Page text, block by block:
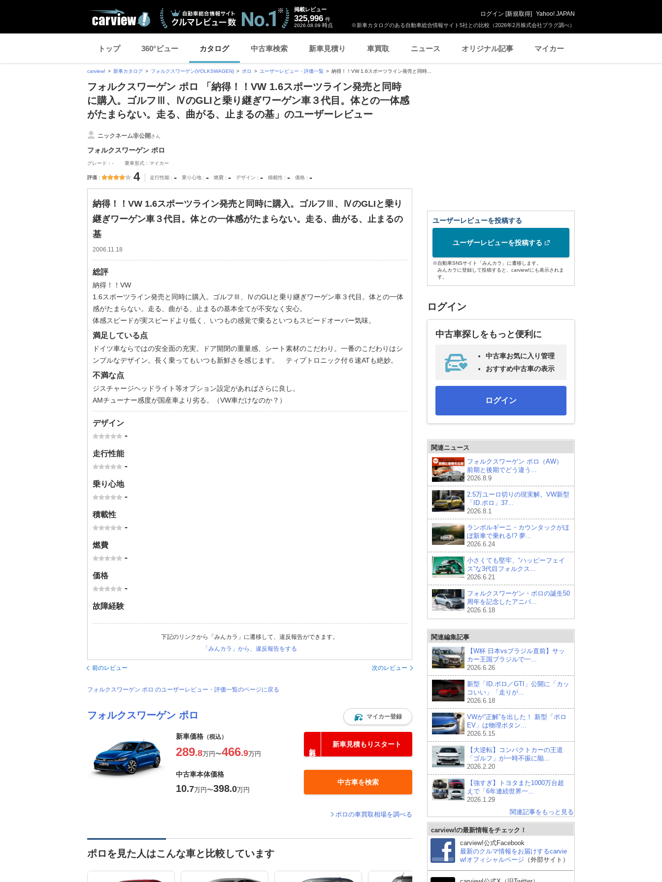
※新車カタログのある自動車総合情報サイト5社との比較（2026年2月株式会社プラグ調べ）
掲載レビュー
325,996 件
2026.08.09 時点
ログイン [新規取得] Yahoo! JAPAN
トップ 360°ビュー カタログ 中古車検索 新車見積り 車買取 ニュース オリジナル記事 マイカー
carview! 新車カタログ フォルクスワーゲン(VOLKSWAGEN) ポロ ユーザーレビュー・評価一覧 納得！！VW 1.6スポーツライン発売と同時...
フォルクスワーゲン ポロ 「納得！！VW 1.6スポーツライン発売と同時
に購入。ゴルフⅢ、ⅣのGLIと乗り継ぎワーゲン車３代目。体との一体感
がたまらない。走る、曲がる、止まるの基」のユーザーレビュー
ニックネーム非公開さん
フォルクスワーゲン ポロ
グレード：- 乗車形式：マイカー
評価 4 走行性能 - 乗り心地 - 燃費 - デザイン - 積載性 - 価格 -
納得！！VW 1.6スポーツライン発売と同時に購入。ゴルフⅢ、ⅣのGLIと乗り
継ぎワーゲン車３代目。体との一体感がたまらない。走る、曲がる、止まるの
基
2006.11.18
総評
納得！！VW
1.6スポーツライン発売と同時に購入。ゴルフⅢ、ⅣのGLIと乗り継ぎワーゲン車３代目。体との一体
感がたまらない。走る、曲がる、止まるの基本全てが不安なく安心。
体感スピードが実スピードより低く、いつもの感覚で乗るといつもスピードオーバー気味。
満足している点
ドイツ車ならではの安全面の充実。ドア開閉の重量感、シート素材のこだわり。一番のこだわりはシ
ンプルなデザイン。長く乗ってもいつも新鮮さを感じます。 ティプトロニック付６速ATも絶妙。
不満な点
ジスチャージヘッドライト等オプション設定があればさらに良し。
AMチューナー感度が国産車より劣る。（VW車だけなのか？）
デザイン
-
走行性能
-
乗り心地
-
積載性
-
燃費
-
価格
-
故障経験
下記のリンクから「みんカラ」に遷移して、違反報告ができます。
「みんカラ」から、違反報告をする
前のレビュー 次のレビュー
フォルクスワーゲン ポロ のユーザーレビュー・評価一覧のページに戻る
フォルクスワーゲン ポロ マイカー登録
新車価格 （税込）
289.8万円〜466.9万円
新車見積もりスタート
中古車本体価格
10.7万円〜398.0万円
中古車を検索
ポロの車買取相場を調べる
ポロを見た人はこんな車と比較しています
ユーザーレビューを投稿する
ユーザーレビューを投稿する
※自動車SNSサイト「みんカラ」に遷移します。
みんカラに登録して投稿すると、carview!にも表示されま
す。
ログイン
中古車探しをもっと便利に
中古車お気に入り管理
おすすめ中古車の表示
ログイン
関連ニュース
フォルクスワーゲン ポロ（AW）
前期と後期でどう違う...
2026.8.9
2.5万ユーロ切りの現実解。VW新型
「ID.ポロ」37...
2026.8.1
ランボルギーニ・カウンタックがほ
ぼ新車で乗れる!? 夢...
2026.6.24
小さくても堅牢、“ハッピーフェイ
ス”な3代目フォルクス...
2026.6.21
フォルクスワーゲン・ポロの誕生50
周年を記念したアニバ...
2026.6.18
関連編集記事
【W杯 日本vsブラジル直前】サッ
カー王国ブラジルで一...
2026.6.26
新型「ID.ポロ／GTI」公開に「カッ
コいい」「走りが...
2026.6.18
VWが“正解”を出した！ 新型「ポロ
EV」は物理ボタン...
2026.5.15
【大逆転】コンパクトカーの王道
「ゴルフ」が一時不振に陥...
2026.2.20
【強すぎ】トヨタまた1000万台超
えで「6年連続世界一...
2026.1.29
関連記事をもっと見る
carview!の最新情報をチェック！
carview!公式Facebook
最新のクルマ情報をお届けするcarvie
w!オフィシャルページ （外部サイト）